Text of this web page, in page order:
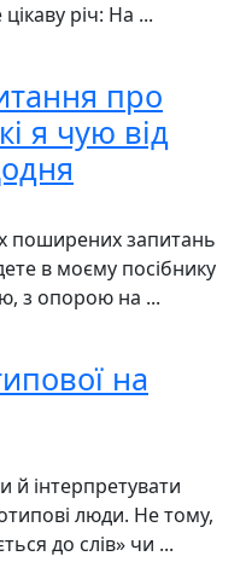
річ: На ...
про
я чую від
поширених запитань
в моєму посібнику
з опорою на ...
на
інтерпретувати
люди. Не тому,
до слів» чи ...